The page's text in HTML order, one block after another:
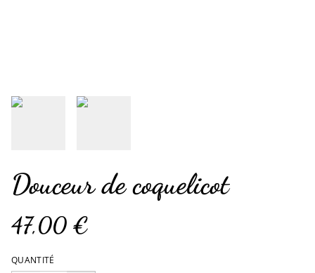
Douceur de coquelicot
47,00 €
QUANTITÉ